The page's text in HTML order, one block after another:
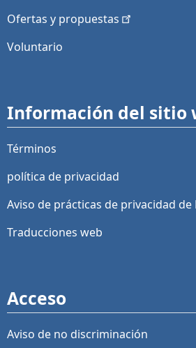
Ofertas y propuestas
Voluntario
Información del sitio
Términos
política de privacidad
Aviso de prácticas de privacidad de
Traducciones web
Acceso
Aviso de no discriminación